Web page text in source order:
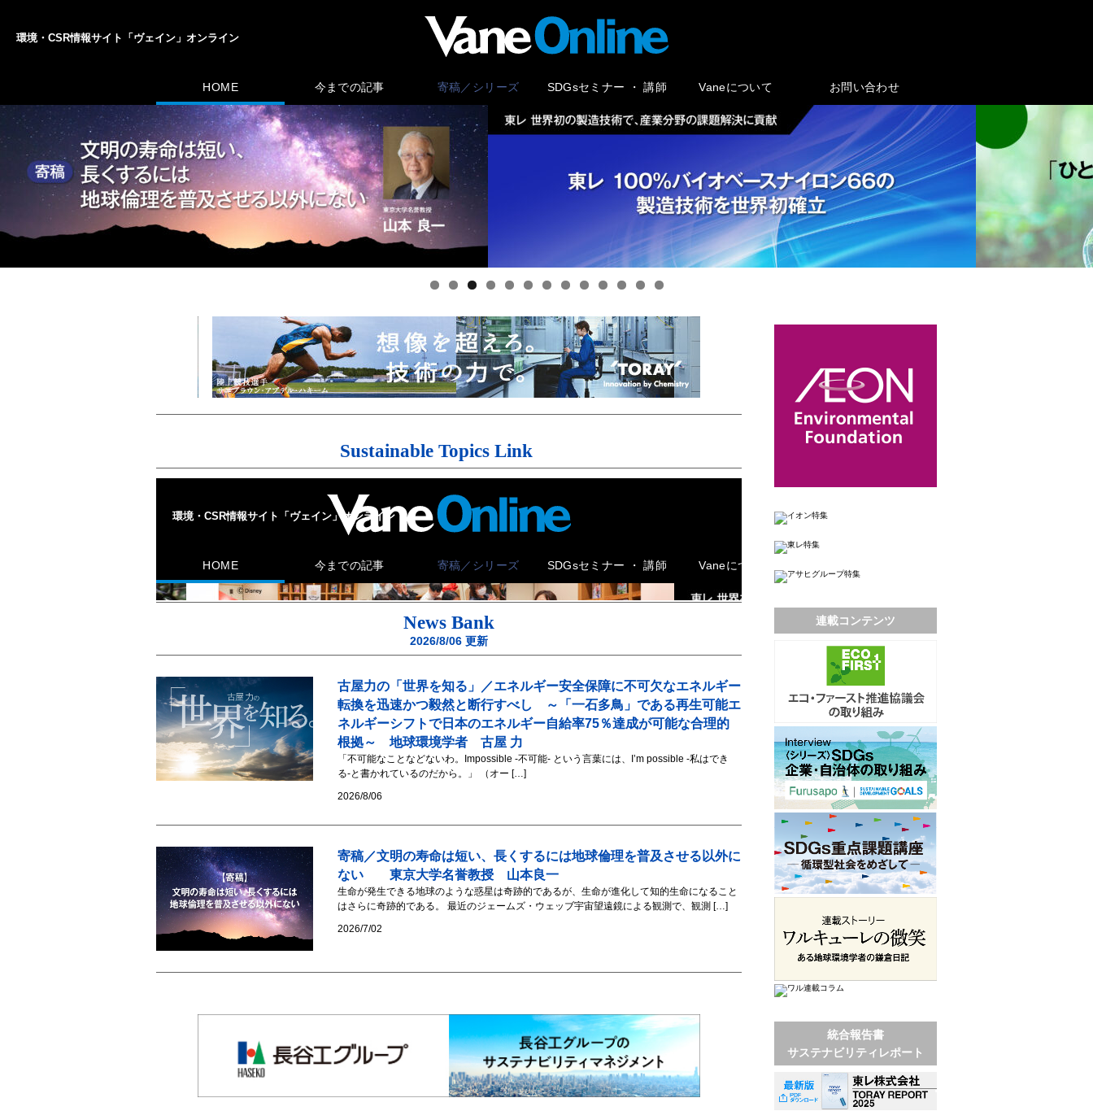
環境・CSR情報サイト「ヴェイン」オンライン
HOME 今までの記事 寄稿／シリーズ SDGsセミナー ・ 講師 Vaneについて お問い合わせ
Sustainable Topics Link
News Bank
2026/8/06更新
古屋力の「世界を知る」／エネルギー安全保障に不可欠なエネルギー
転換を迅速かつ毅然と断行すべし ～「一石多鳥」である再生可能エ
ネルギーシフトで日本のエネルギー自給率75％達成が可能な合理的
根拠～ 地球環境学者 古屋 力
「不可能なことなどないわ。Impossible -不可能- という言葉には、I’m possible -私はでき
る-と書かれているのだから。」 （オー […]
2026/8/06
寄稿／文明の寿命は短い、長くするには地球倫理を普及させる以外に
ない 東京大学名誉教授 山本良一
生命が発生できる地球のような惑星は奇跡的であるが、生命が進化して知的生命になること
はさらに奇跡的である。 最近のジェームズ・ウェッブ宇宙望遠鏡による観測で、観測 […]
2026/7/02
連載コンテンツ
統合報告書
サステナビリティレポート